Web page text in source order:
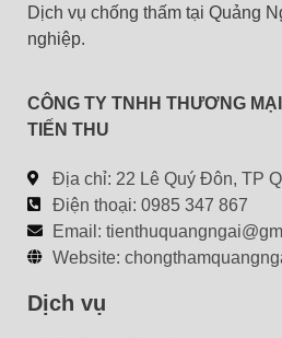
Dịch vụ chống thấm tại Quảng
nghiệp.
CÔNG TY TNHH THƯƠNG
TIẾN THU
Địa chỉ: 22 Lê Quý Đôn, TP
Điện thoại: 0985 347 867
Email:
Website:
Dịch vụ